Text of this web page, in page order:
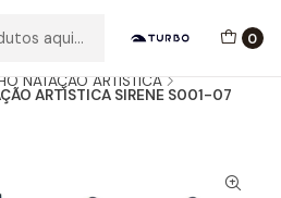
0
NATAÇÃO ARTÍSTICA
ARTÍSTICA SIRENE S001-07